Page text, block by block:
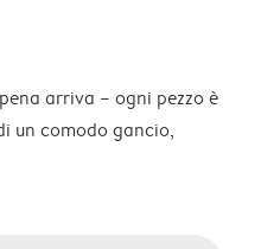
arriva – ogni pezzo è
un comodo gancio,